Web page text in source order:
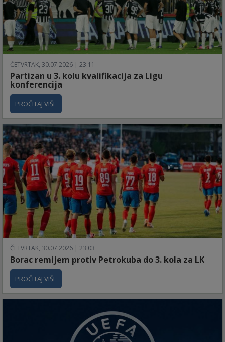
ČETVRTAK, 30.07.2026 | 23:11
Partizan u 3. kolu kvalifikacija za Ligu
konferencija
PROČITAJ VIŠE
ČETVRTAK, 30.07.2026 | 23:03
Borac remijem protiv Petrokuba do 3. kola za LK
PROČITAJ VIŠE